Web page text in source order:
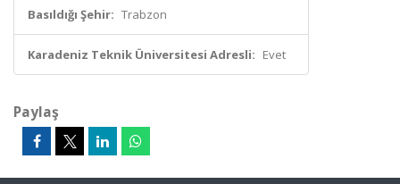
Basıldığı Şehir: Trabzon
Karadeniz Teknik Üniversitesi Adresli: Evet
Paylaş